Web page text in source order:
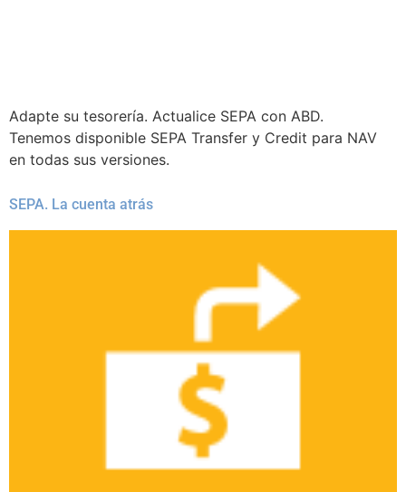
Adapte su tesorería. Actualice SEPA con ABD.
Tenemos disponible SEPA Transfer y Credit para NAV
en todas sus versiones.
SEPA. La cuenta atrás